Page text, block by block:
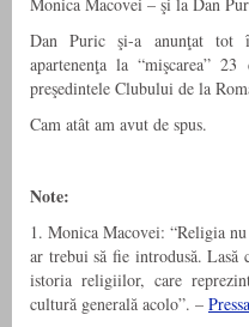
Monica Macovei – şi la Dan
Dan Puric şi-a anunţat tot
apartenenţa la “mişcarea”
preşedintele Clubului de la
Cam atât am avut de spus.
Note:
1. Monica Macovei: “Religia
ar trebui să fie introdusă.
istoria religiilor, care
cultură generală acolo”. –